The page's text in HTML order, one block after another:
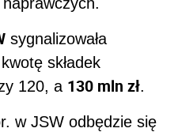
sygnalizowała
składek
120, a 130 mln zł.
w JSW odbędzie się